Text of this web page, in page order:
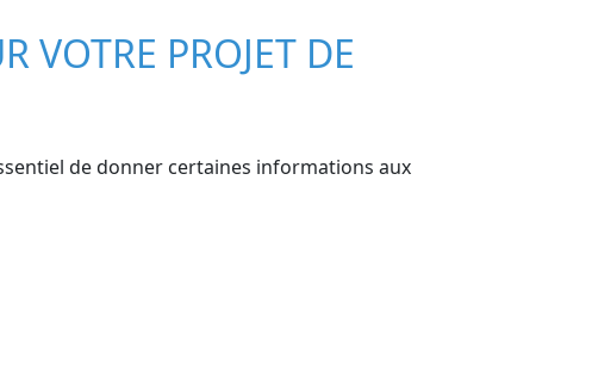
VOTRE PROJET DE
de donner certaines informations aux